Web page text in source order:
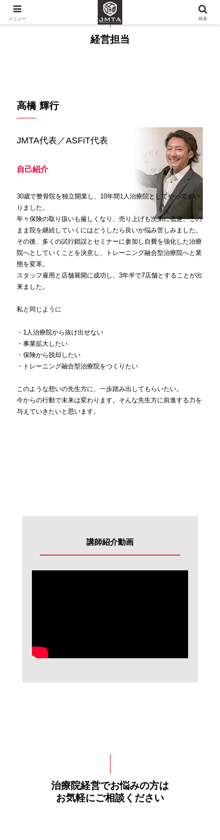
経営担当
高橋 輝行
JMTA代表／ASFiT代表
自己紹介
30歳で整骨院を独立開業し、10年間1人治療院としてやってまい
りました。
年々保険の取り扱いも厳しくなり、売り上げも次第に低迷。この
まま院を継続していくにはどうしたら良いか悩み苦しみました。
その後、多くの試行錯誤とセミナーに参加し自費を強化した治療
院へとしていくことを決意し、トレーニング融合型治療院へと業
態を変革。
スタッフ雇用と店舗展開に成功し、3年半で7店舗とすることが出
来ました。
私と同じように
・1人治療院から抜け出せない
・事業拡大したい
・保険から脱却したい
・トレーニング融合型治療院をつくりたい
このような想いの先生方に、一歩踏み出してもらいたい。
今からの行動で未来は変わります。そんな先生方に前進する力を
与えていきたいと思います。
講師紹介動画
治療院経営でお悩みの方は
お気軽にご相談ください
メニュー 検索